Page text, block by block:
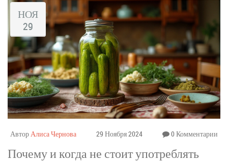
НОЯ
29
АвторАлиса Чернова 29 Ноября 2024 0 Комментарии
Почему и когда не стоит употреблять